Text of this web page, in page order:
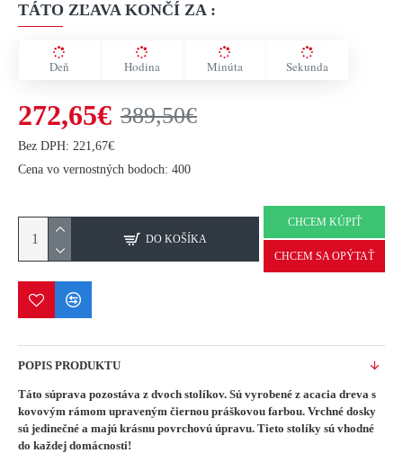
TÁTO ZĽAVA KONČÍ ZA :
Deň Hodina Minúta Sekunda
272,65€ 389,50€
Bez DPH: 221,67€
Cena vo vernostných bodoch: 400
DO KOŠÍKA
CHCEM KÚPIŤ
CHCEM SA OPÝTAŤ
POPIS PRODUKTU
Táto súprava pozostáva z dvoch stolíkov. Sú vyrobené z acacia dreva s
kovovým rámom upraveným čiernou práškovou farbou. Vrchné dosky
sú jedinečné a majú krásnu povrchovú úpravu. Tieto stolíky sú vhodné
do každej domácnosti!